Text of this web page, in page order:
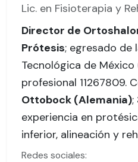
Lic. en Fisioterapia y
Director de
Prótesis; egresado de
Tecnológica de México
profesional 11267809.
Ottobock (Alemania);
experiencia en
inferior, alineación y
Redes sociales: